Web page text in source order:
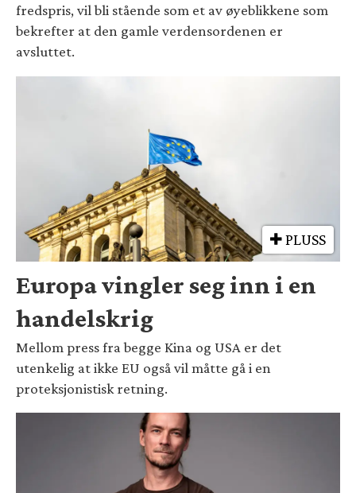
fredspris, vil bli stående som et av øyeblikkene som
bekrefter at den gamle verdensordenen er
avsluttet.
PLUSS
Europa vingler seg inn i en
handelskrig
Mellom press fra begge Kina og USA er det
utenkelig at ikke EU også vil måtte gå i en
proteksjonistisk retning.